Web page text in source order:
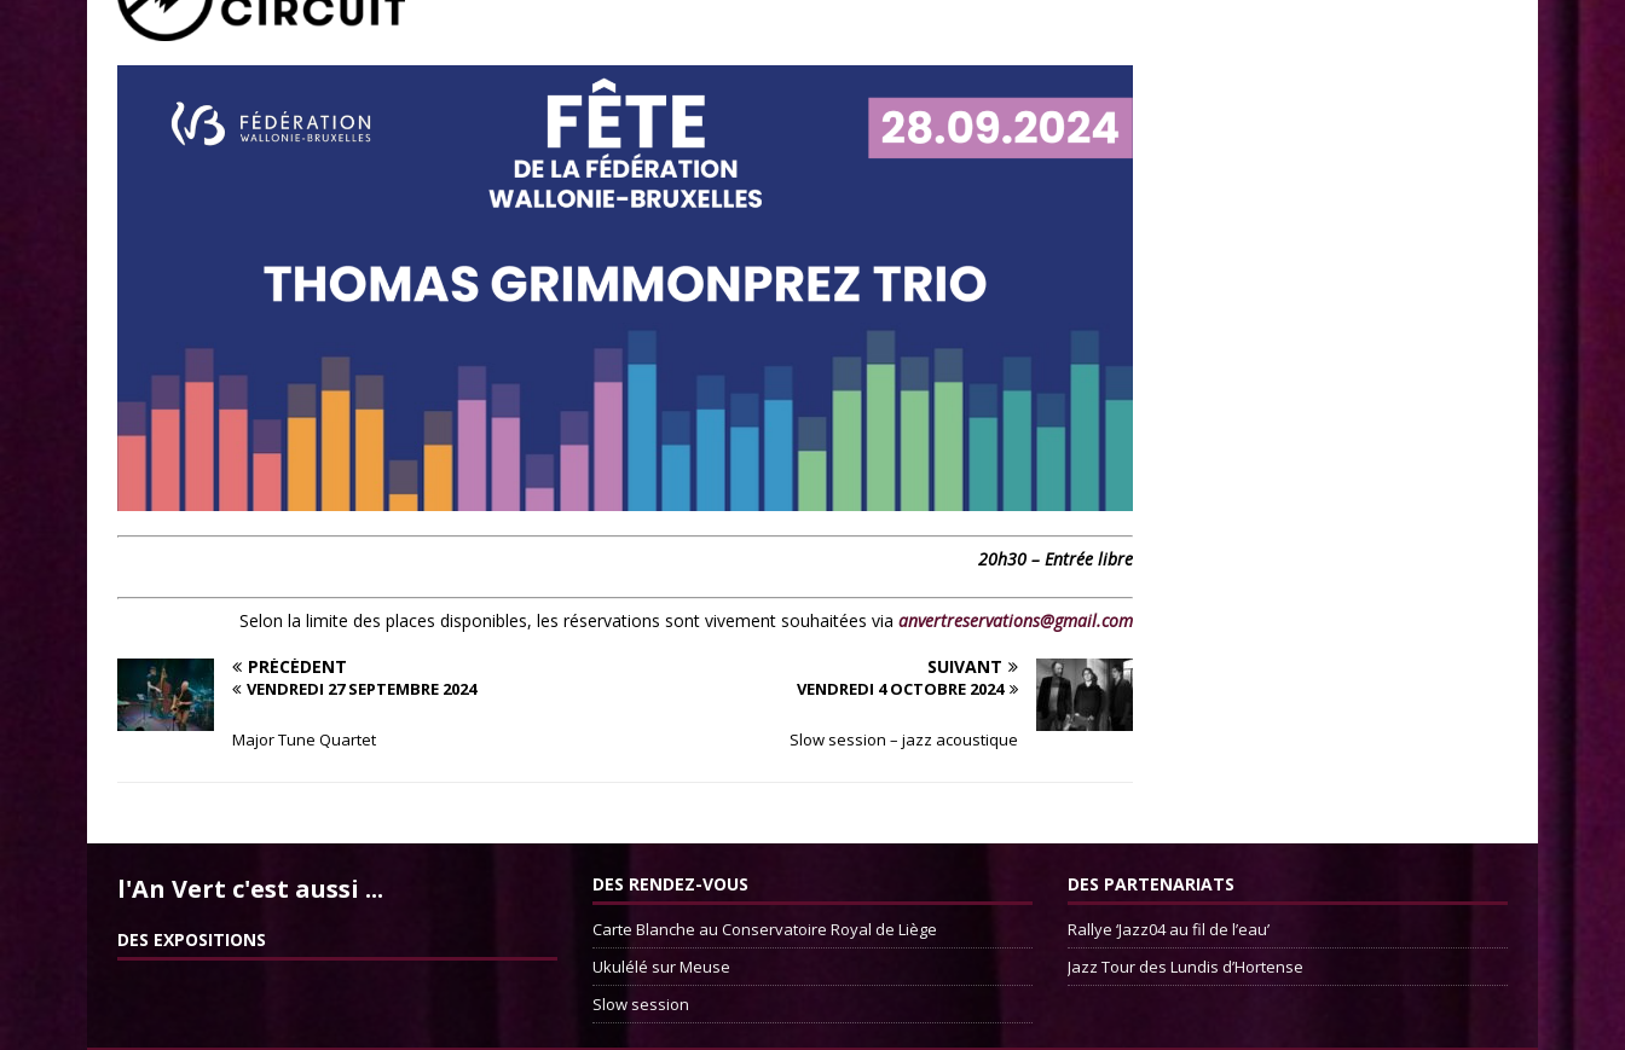
20h30 – Entrée libre
Selon la limite des places disponibles, les réservations sont vivement souhaitées via anvertreservations@gmail.com
PRÉCÉDENT
VENDREDI 27 SEPTEMBRE 2024
Major Tune Quartet
SUIVANT
VENDREDI 4 OCTOBRE 2024
Slow session – jazz acoustique
l'An Vert c'est aussi ...
DES EXPOSITIONS
DES RENDEZ-VOUS
Carte Blanche au Conservatoire Royal de Liège
Ukulélé sur Meuse
Slow session
DES PARTENARIATS
Rallye ‘Jazz04 au fil de l’eau’
Jazz Tour des Lundis d’Hortense